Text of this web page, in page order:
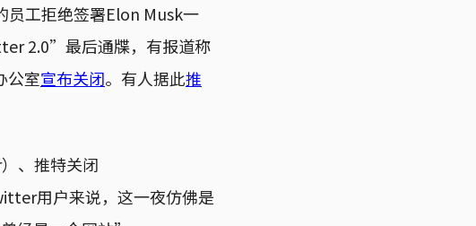
工拒绝签署Elon Musk一
2.0”最后通牒，有报道称
公室宣布关闭。有人据此推
、推特关闭
用户来说，这一夜仿佛是